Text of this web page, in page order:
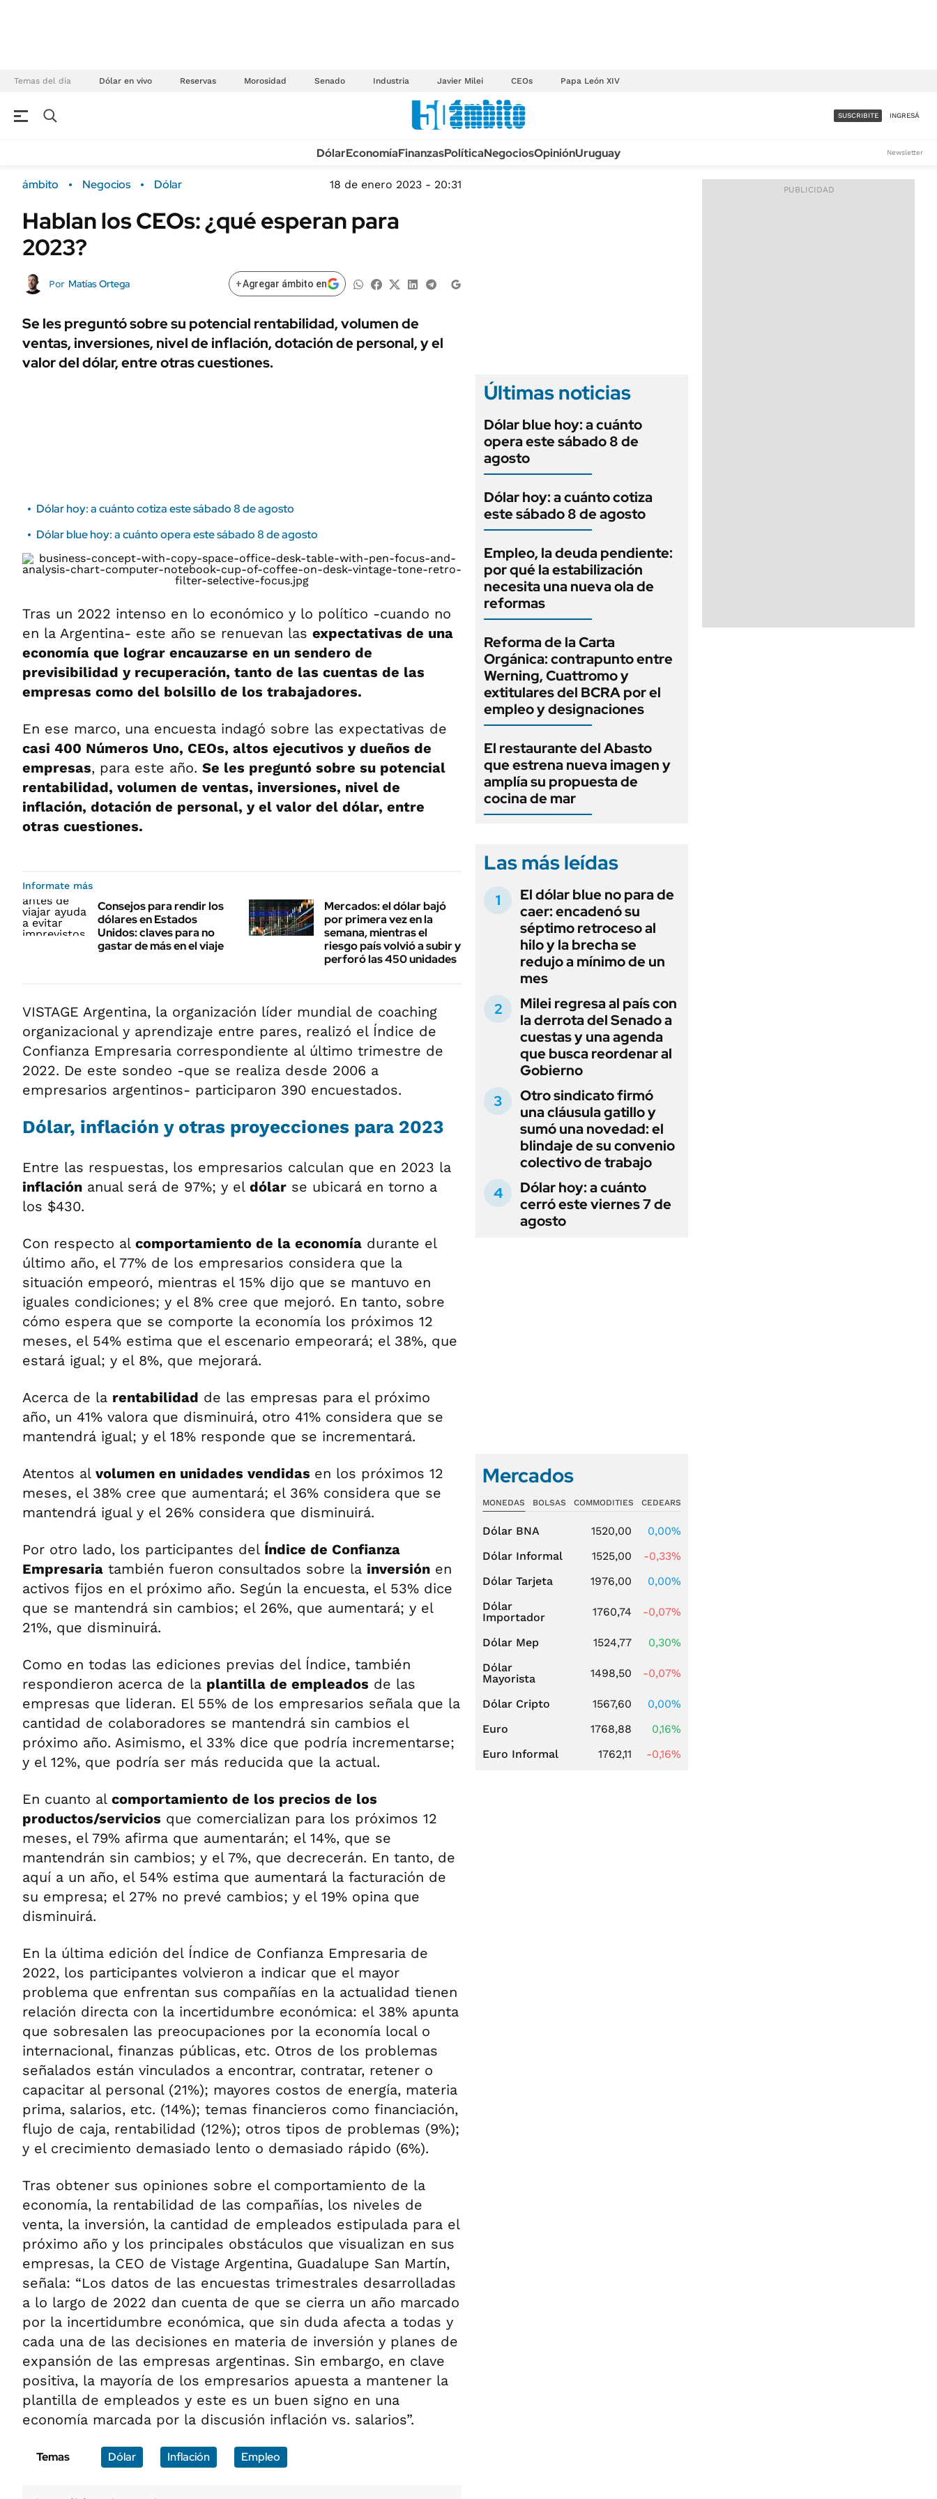
Temas del día Dólar en vivo Reservas Morosidad Senado Industria Javier Milei CEOs Papa León XIV
Campo
FINANZAS
Mercados
ÁMBITO DEBATE
MEDIAKIT AMBITO DEBATE
Sustentabilidad
POLÍTICA
URUGUAY
TECNOLOGÍA
MÉXICO
MUNDO
LIFESTYLE
AUTOS
ACCESO FULL - $1.800/MES
SUSCRIBITE INGRESÁ
DólarEconomíaFinanzasPolíticaNegociosOpiniónUruguay Newsletter
ámbito Negocios Dólar 18 de enero 2023 - 20:31
Hablan los CEOs: ¿qué esperan para
2023?
Por Matías Ortega +Agregar ámbito en
Se les preguntó sobre su potencial rentabilidad, volumen de
ventas, inversiones, nivel de inflación, dotación de personal, y el
valor del dólar, entre otras cuestiones.
Dólar hoy: a cuánto cotiza este sábado 8 de agosto
Dólar blue hoy: a cuánto opera este sábado 8 de agosto
Tras un 2022 intenso en lo económico y lo político -cuando no
en la Argentina- este año se renuevan las expectativas de una
economía que lograr encauzarse en un sendero de
previsibilidad y recuperación, tanto de las cuentas de las
empresas como del bolsillo de los trabajadores.
En ese marco, una encuesta indagó sobre las expectativas de
casi 400 Números Uno, CEOs, altos ejecutivos y dueños de
empresas, para este año. Se les preguntó sobre su potencial
rentabilidad, volumen de ventas, inversiones, nivel de
inflación, dotación de personal, y el valor del dólar, entre
otras cuestiones.
Informate más
Consejos para rendir los
dólares en Estados
Unidos: claves para no
gastar de más en el viaje
Mercados: el dólar bajó
por primera vez en la
semana, mientras el
riesgo país volvió a subir y
perforó las 450 unidades
VISTAGE Argentina, la organización líder mundial de coaching
organizacional y aprendizaje entre pares, realizó el Índice de
Confianza Empresaria correspondiente al último trimestre de
2022. De este sondeo -que se realiza desde 2006 a
empresarios argentinos- participaron 390 encuestados.
Dólar, inflación y otras proyecciones para 2023
Entre las respuestas, los empresarios calculan que en 2023 la
inflación anual será de 97%; y el dólar se ubicará en torno a
los $430.
Con respecto al comportamiento de la economía durante el
último año, el 77% de los empresarios considera que la
situación empeoró, mientras el 15% dijo que se mantuvo en
iguales condiciones; y el 8% cree que mejoró. En tanto, sobre
cómo espera que se comporte la economía los próximos 12
meses, el 54% estima que el escenario empeorará; el 38%, que
estará igual; y el 8%, que mejorará.
Acerca de la rentabilidad de las empresas para el próximo
año, un 41% valora que disminuirá, otro 41% considera que se
mantendrá igual; y el 18% responde que se incrementará.
Atentos al volumen en unidades vendidas en los próximos 12
meses, el 38% cree que aumentará; el 36% considera que se
mantendrá igual y el 26% considera que disminuirá.
Por otro lado, los participantes del Índice de Confianza
Empresaria también fueron consultados sobre la inversión en
activos fijos en el próximo año. Según la encuesta, el 53% dice
que se mantendrá sin cambios; el 26%, que aumentará; y el
21%, que disminuirá.
Como en todas las ediciones previas del Índice, también
respondieron acerca de la plantilla de empleados de las
empresas que lideran. El 55% de los empresarios señala que la
cantidad de colaboradores se mantendrá sin cambios el
próximo año. Asimismo, el 33% dice que podría incrementarse;
y el 12%, que podría ser más reducida que la actual.
En cuanto al comportamiento de los precios de los
productos/servicios que comercializan para los próximos 12
meses, el 79% afirma que aumentarán; el 14%, que se
mantendrán sin cambios; y el 7%, que decrecerán. En tanto, de
aquí a un año, el 54% estima que aumentará la facturación de
su empresa; el 27% no prevé cambios; y el 19% opina que
disminuirá.
En la última edición del Índice de Confianza Empresaria de
2022, los participantes volvieron a indicar que el mayor
problema que enfrentan sus compañías en la actualidad tienen
relación directa con la incertidumbre económica: el 38% apunta
que sobresalen las preocupaciones por la economía local o
internacional, finanzas públicas, etc. Otros de los problemas
señalados están vinculados a encontrar, contratar, retener o
capacitar al personal (21%); mayores costos de energía, materia
prima, salarios, etc. (14%); temas financieros como financiación,
flujo de caja, rentabilidad (12%); otros tipos de problemas (9%);
y el crecimiento demasiado lento o demasiado rápido (6%).
Tras obtener sus opiniones sobre el comportamiento de la
economía, la rentabilidad de las compañías, los niveles de
venta, la inversión, la cantidad de empleados estipulada para el
próximo año y los principales obstáculos que visualizan en sus
empresas, la CEO de Vistage Argentina, Guadalupe San Martín,
señala: “Los datos de las encuestas trimestrales desarrolladas
a lo largo de 2022 dan cuenta de que se cierra un año marcado
por la incertidumbre económica, que sin duda afecta a todas y
cada una de las decisiones en materia de inversión y planes de
expansión de las empresas argentinas. Sin embargo, en clave
positiva, la mayoría de los empresarios apuesta a mantener la
plantilla de empleados y este es un buen signo en una
economía marcada por la discusión inflación vs. salarios”.
Temas Dólar Inflación Empleo
Últimas noticias
Dólar blue hoy: a cuánto
opera este sábado 8 de
agosto
Dólar hoy: a cuánto cotiza
este sábado 8 de agosto
Empleo, la deuda pendiente:
por qué la estabilización
necesita una nueva ola de
reformas
Reforma de la Carta
Orgánica: contrapunto entre
Werning, Cuattromo y
extitulares del BCRA por el
empleo y designaciones
El restaurante del Abasto
que estrena nueva imagen y
amplía su propuesta de
cocina de mar
Las más leídas
El dólar blue no para de
caer: encadenó su
séptimo retroceso al
hilo y la brecha se
redujo a mínimo de un
mes
Milei regresa al país con
la derrota del Senado a
cuestas y una agenda
que busca reordenar al
Gobierno
Otro sindicato firmó
una cláusula gatillo y
sumó una novedad: el
blindaje de su convenio
colectivo de trabajo
Dólar hoy: a cuánto
cerró este viernes 7 de
agosto
Mercados
MONEDAS BOLSAS COMMODITIES CEDEARS
Dólar BNA 1520,00
0,00%
Dólar Informal
1525,00
-0,33%
Dólar Tarjeta
1976,00
0,00%
Dólar
Importador
1760,74 -0,07%
Dólar Mep 1524,77
0,30%
Dólar
Mayorista
1498,50 -0,07%
Dólar Cripto 1567,60
0,00%
Euro
1768,88
0,16%
Euro Informal
1762,11 -0,16%